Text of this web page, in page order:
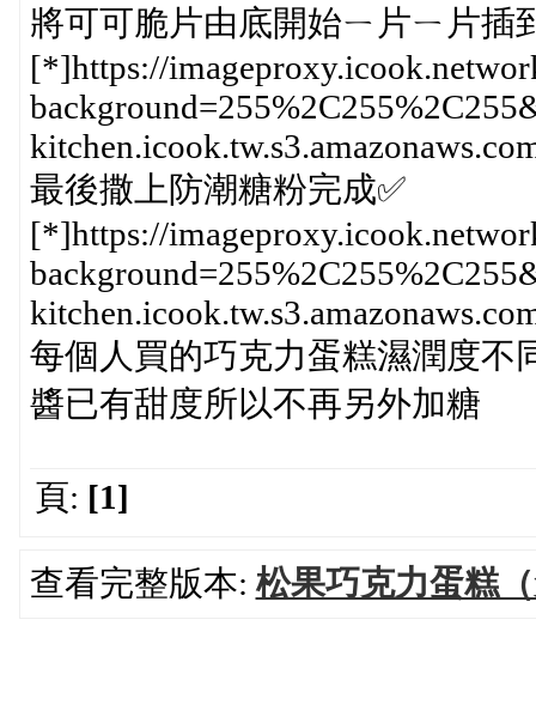
將可可脆片由底開始ㄧ片ㄧ片插
[*]https://
最後撒上防潮糖粉完成✅
[*]https://
每個人買的巧克力蛋糕濕潤度不
醬已有甜度所以不再另外加糖
頁: [1]
查看完整版本: 松果巧克力蛋糕